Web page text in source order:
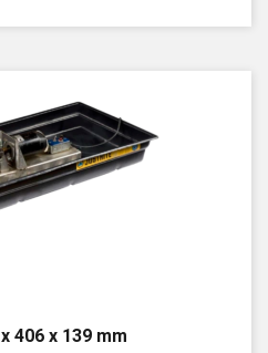
406 x 139 mm